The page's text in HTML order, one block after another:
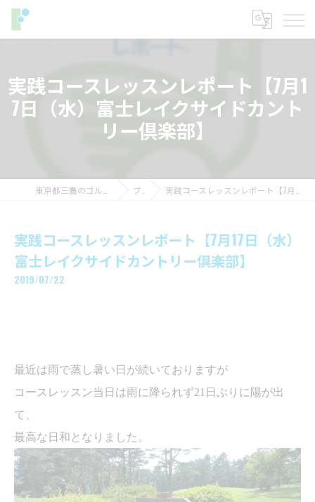
実践コースレッスンレポート【7月1
7日（水）富士レイクサイドカント
リー倶楽部】
ブログ 実践コースレッスンレポート【7月17日（水）富士レイクサイドカントリー倶楽部】
実践コースレッスンレポート【7月17日（水）
富士レイクサイドカントリー倶楽部】
2019/07/22
最近は雨で蒸し暑い日が続いておりますが
コースレッスン当日は雨に降られず21 日ぶりに陽が出
て、
最高な日和となりました。